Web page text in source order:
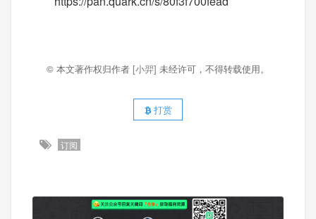
© 本文著作权归作者 [小羿] 未经许可，不得转载使用。
打赏
订阅